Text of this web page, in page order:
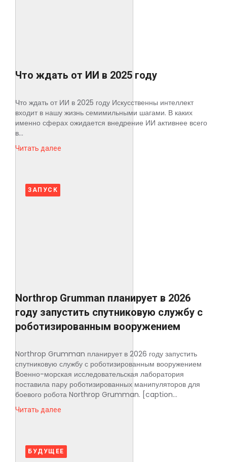
Что ждать от ИИ в 2025 году
Что ждать от ИИ в 2025 году Искусственны интеллект
входит в нашу жизнь семимильными шагами. В каких
именно сферах ожидается внедрение ИИ активнее всего
в...
Читать далее
ЗАПУСК
Northrop Grumman планирует в 2026
году запустить спутниковую службу с
роботизированным вооружением
Northrop Grumman планирует в 2026 году запустить
спутниковую службу с роботизированным вооружением
Военно-морская исследовательская лаборатория
поставила пару роботизированных манипуляторов для
боевого робота Northrop Grumman. [caption...
Читать далее
БУДУЩЕЕ